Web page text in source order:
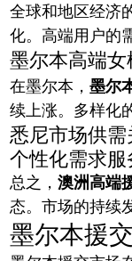
全球和地区经济
化。高端用户的
墨尔本高端
在墨尔本， 墨尔
续上涨。多样化
悉尼市场供
个性化需求服
总之， 澳洲高端
态。市场的持续
墨尔本援